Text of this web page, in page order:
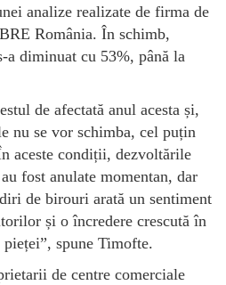
analize realizate de firma de
România. În schimb,
a diminuat cu 53%, până la
de afectată anul acesta și,
nu se vor schimba, cel puțin
aceste condiții, dezvoltările
fost anulate momentan, dar
de birouri arată un sentiment
și o încredere crescută în
pieței”, spune Timofte.
de centre comerciale